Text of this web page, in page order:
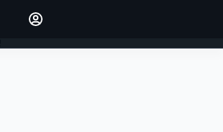
INICIAR SESIÓN